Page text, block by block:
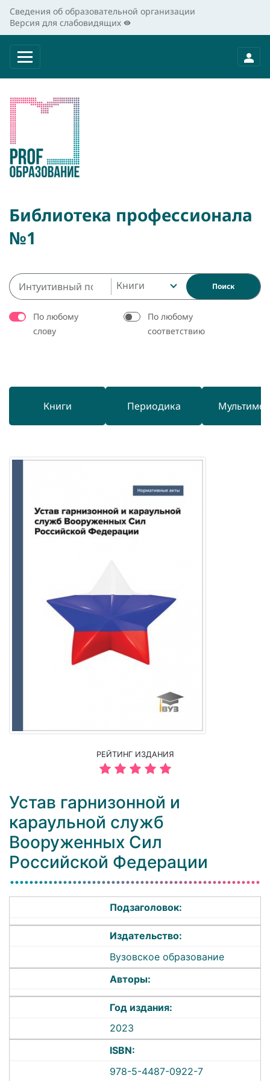
Сведения об образовательной организации
Версия для слабовидящих
Библиотека профессионала
№1
Книги Поиск
По любому
слову
По любому
соответствию
Книги Периодика
РЕЙТИНГ ИЗДАНИЯ
Устав гарнизонной и
караульной служб
Вооруженных Сил
Российской Федерации
Подзаголовок:
Издательство:
Вузовское образование
Авторы:
Год издания:
2023
ISBN:
978-5-4487-0922-7